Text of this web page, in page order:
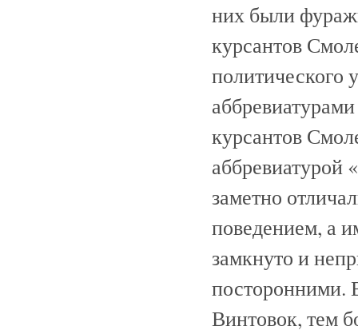
них были
курсантов
курсантов
заметно
поведением, а
замкнуто и
посторонними.
Винтовок, тем